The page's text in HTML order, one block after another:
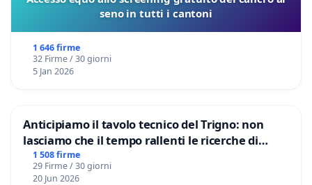
seno in tutti i cantoni
1 646 firme
32 Firme / 30 giorni
5 Jan 2026
Anticipiamo il tavolo tecnico del Trigno: non
lasciamo che il tempo rallenti le ricerche di
Domenico Racanati
1 508 firme
29 Firme / 30 giorni
20 Jun 2026